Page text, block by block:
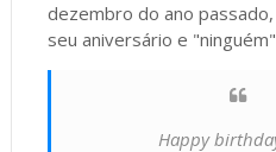
dezembro do ano
seu aniversário e
Happy